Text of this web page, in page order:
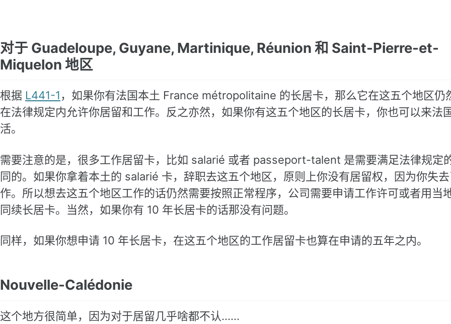
对于 Guadeloupe, Guyane, Martinique, Réunion 和 Saint-Pierre-et-
Miquelon 地区
根据 L441-1，如果你有法国本土 France métropolitaine 的长居卡，那么它在这五个地区仍
在法律规定内允许你居留和工作。反之亦然，如果你有这五个地区的长居卡，你也可以来法
活。
需要注意的是，很多工作居留卡，比如 salarié 或者 passeport-talent 是需要满足法律规定
同的。如果你拿着本土的 salarié 卡，辞职去这五个地区，原则上你没有居留权，因为你失
作。所以想去这五个地区工作的话仍然需要按照正常程序，公司需要申请工作许可或者用当
同续长居卡。当然，如果你有 10 年长居卡的话那没有问题。
同样，如果你想申请 10 年长居卡，在这五个地区的工作居留卡也算在申请的五年之内。
Nouvelle-Calédonie
这个地方很简单，因为对于居留几乎啥都不认……